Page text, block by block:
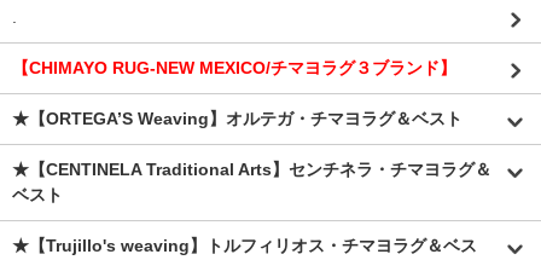
.
【CHIMAYO RUG-NEW MEXICO/チマヨラグ３ブランド】
★【ORTEGA’S Weaving】オルテガ・チマヨラグ＆ベスト
★【CENTINELA Traditional Arts】センチネラ・チマヨラグ＆
ベスト
★【Trujillo's weaving】トルフィリオス・チマヨラグ＆ベス